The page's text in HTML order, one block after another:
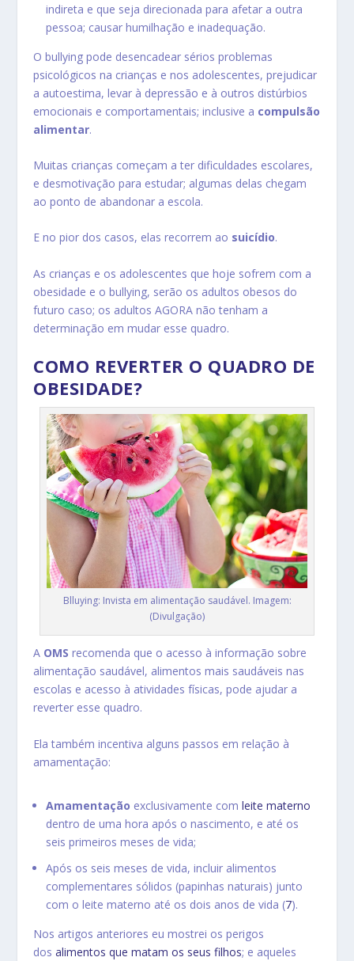
indireta e que seja direcionada para afetar a outra
pessoa; causar humilhação e inadequação.
O bullying pode desencadear sérios problemas
psicológicos na crianças e nos adolescentes, prejudicar
a autoestima, levar à depressão e à outros distúrbios
emocionais e comportamentais; inclusive a compulsão
alimentar.
Muitas crianças começam a ter dificuldades escolares,
e desmotivação para estudar; algumas delas chegam
ao ponto de abandonar a escola.
E no pior dos casos, elas recorrem ao suicídio.
As crianças e os adolescentes que hoje sofrem com a
obesidade e o bullying, serão os adultos obesos do
futuro caso; os adultos AGORA não tenham a
determinação em mudar esse quadro.
COMO REVERTER O QUADRO DE
OBESIDADE?
Blluying: Invista em alimentação saudável. Imagem:
(Divulgação)
A OMS recomenda que o acesso à informação sobre
alimentação saudável, alimentos mais saudáveis nas
escolas e acesso à atividades físicas, pode ajudar a
reverter esse quadro.
Ela também incentiva alguns passos em relação à
amamentação:
Amamentação exclusivamente comleite materno
dentro de uma hora após o nascimento, e até os
seis primeiros meses de vida;
Após os seis meses de vida, incluir alimentos
complementares sólidos (papinhas naturais) junto
com o leite materno até os dois anos de vida (7).
Nos artigos anteriores eu mostrei os perigos
dosalimentos que matam os seus filhos; e aqueles